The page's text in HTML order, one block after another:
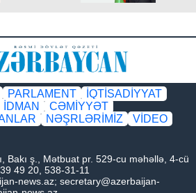
PARLAMENT
İQTİSADİYYAT
İDMAN
CƏMİYYƏT
NƏŞRLƏRİMİZ
VİDEO
Bakı ş., Mətbuat pr. 529-cu məhəllə, 4-cü
49 20, 538-31-11
news.az; secretary@azerbaijan-